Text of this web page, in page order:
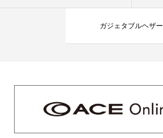
ガジェタブルヘザー